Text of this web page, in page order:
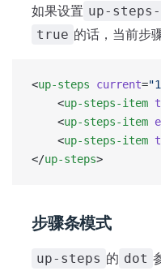
如果设置 up-
true 的话，当前步
<up-steps current=
	<
up-steps-item
	<
up-steps-item
	<
up-steps-item
</up-steps>
步骤条模式
up-steps 的 dot